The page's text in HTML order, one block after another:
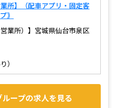
所】（配車アプリ・固定客
｠
業所）】宮城県仙台市泉区
）
ープの求人を見る